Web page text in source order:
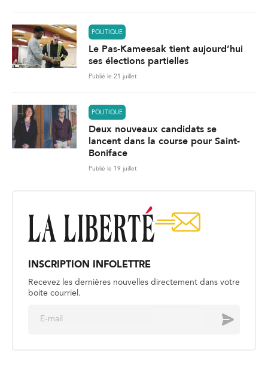
POLITIQUE
Le Pas-Kameesak tient aujourd’hui
ses élections partielles
Publié le 21 juillet
POLITIQUE
Deux nouveaux candidats se
lancent dans la course pour Saint-
Boniface
Publié le 19 juillet
INSCRIPTION INFOLETTRE
Recevez les dernières nouvelles directement dans votre
boite courriel.
Envoyer